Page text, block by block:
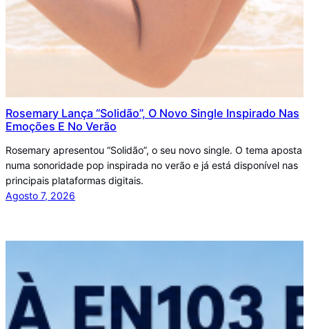
Rosemary Lança “Solidão”, O Novo Single Inspirado Nas
Emoções E No Verão
Rosemary apresentou “Solidão”, o seu novo single. O tema aposta
numa sonoridade pop inspirada no verão e já está disponível nas
principais plataformas digitais.
Agosto 7, 2026